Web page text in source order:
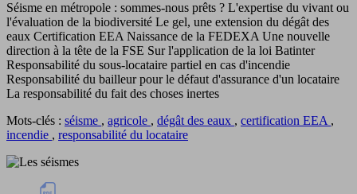
Séisme en métropole : sommes-nous prêts ? L'expertise du vivant ou
l'évaluation de la biodiversité Le gel, une extension du dégât des
eaux Certification EEA Naissance de la FEDEXA Une nouvelle
direction à la tête de la FSE Sur l'application de la loi Batinter
Responsabilité du sous-locataire partiel en cas d'incendie
Responsabilité du bailleur pour le défaut d'assurance d'un locataire
La responsabilité du fait des choses inertes
Mots-clés : séisme , agricole , dégât des eaux , certification EEA ,
incendie , responsabilité du locataire